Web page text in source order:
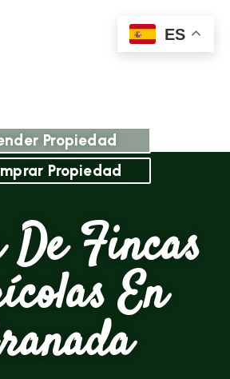
Propiedad
Propiedad
De Fincas
En
ES